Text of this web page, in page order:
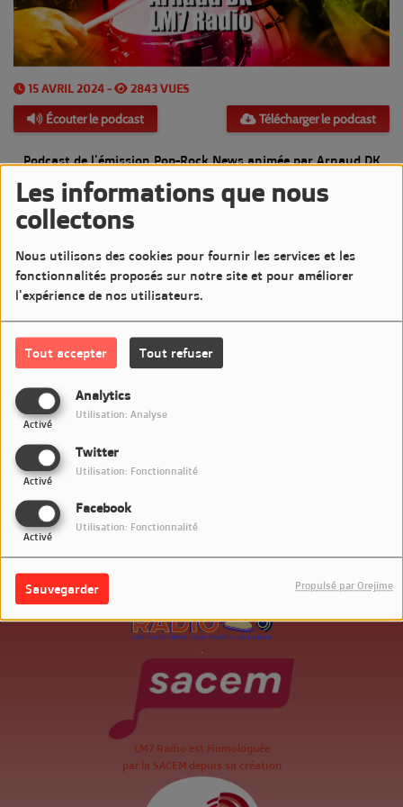
Les informations que nous
collectons
Nous utilisons des cookies pour fournir les services et les
fonctionnalités proposés sur notre site et pour améliorer
l'expérience de nos utilisateurs.
Tout accepter Tout refuser
Analytics
Activé
Utilisation: Analyse
Twitter
Activé
Utilisation: Fonctionnalité
Facebook
Activé
Utilisation: Fonctionnalité
Sauvegarder Propulsé par Orejime
15 AVRIL 2024 - 2843 VUES
Écouter le podcast Télécharger le podcast
Podcast de l'émission Pop-Rock News animée par Arnaud DK
Diffusée le Lundi 15 Avril 2024 de 20h à 21h sur LM7 Radio
Commentaires(0)
Connectez-vous pour commenter cet article
SE CONNECTER
LM7 Radio est Homologuée
par la SACEM depuis sa création